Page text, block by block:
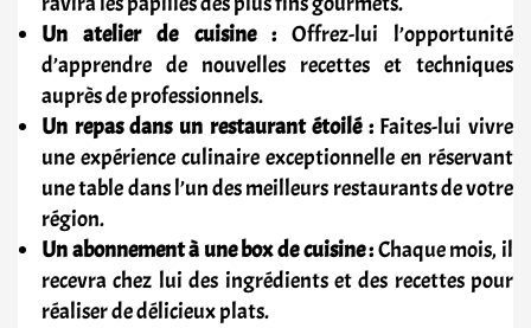
Un atelier de cuisine :Offrez-lui l’opportunité
d’apprendre de nouvelles recettes et techniques
auprès de professionnels.
Un repas dans un restaurant étoilé :Faites-lui vivre
une expérience culinaire exceptionnelle en réservant
une table dans l’un des meilleurs restaurants de votre
région.
Un abonnement à une box de cuisine :Chaque mois, il
recevra chez lui des ingrédients et des recettes pour
réaliser de délicieux plats.